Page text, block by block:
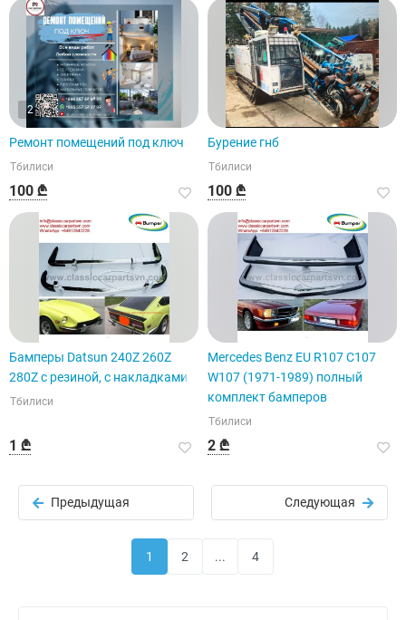
2
Ремонт помещений под ключ
Тбилиси
100 ₾
Бурение гнб
Тбилиси
100 ₾
Бамперы Datsun 240Z 260Z
280Z с резиной, с накладками
Тбилиси
1 ₾
Mercedes Benz EU R107 C107
W107 (1971-1989) полный
комплект бамперов
Тбилиси
2 ₾
Предыдущая Следующая
1 2 ... 4